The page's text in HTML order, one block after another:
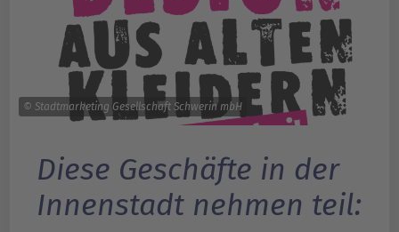
© Stadtmarketing Gesellschaft Schwerin mbH
Diese Geschäfte in der
Innenstadt nehmen teil: